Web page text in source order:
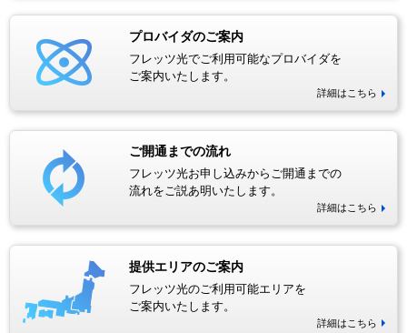
プロバイダのご案内
フレッツ光でご利用可能なプロバイダを
ご案内いたします。
詳細はこちら
ご開通までの流れ
フレッツ光お申し込みからご開通までの
流れをご説あ明いたします。
詳細はこちら
提供エリアのご案内
フレッツ光のご利用可能エリアを
ご案内いたします。
詳細はこちら